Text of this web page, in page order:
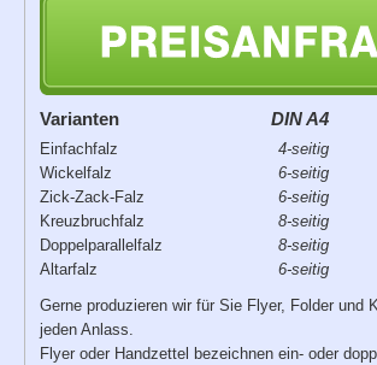
Varianten DIN A4
Einfachfalz
4-seitig
Wickelfalz
6-seitig
Zick-Zack-Falz
6-seitig
Kreuzbruchfalz
8-seitig
Doppelparallelfalz
8-seitig
Altarfalz
6-seitig
Gerne produzieren wir für Sie Flyer, Folder und
jeden Anlass.
Flyer oder Handzettel bezeichnen ein- oder